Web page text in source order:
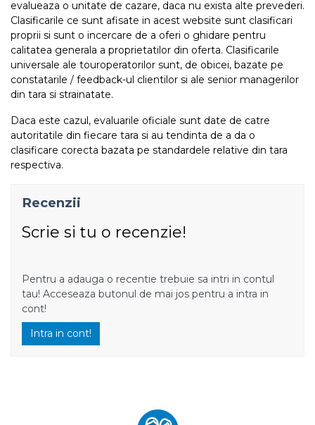
evalueaza o unitate de cazare, daca nu exista alte prevederi.
Clasificarile ce sunt afisate in acest website sunt clasificari
proprii si sunt o incercare de a oferi o ghidare pentru
calitatea generala a proprietatilor din oferta. Clasificarile
universale ale touroperatorilor sunt, de obicei, bazate pe
constatarile / feedback-ul clientilor si ale senior managerilor
din tara si strainatate.
Daca este cazul, evaluarile oficiale sunt date de catre
autoritatile din fiecare tara si au tendinta de a da o
clasificare corecta bazata pe standardele relative din tara
respectiva.
Recenzii
Scrie si tu o recenzie!
Pentru a adauga o recentie trebuie sa intri in contul
tau! Acceseaza butonul de mai jos pentru a intra in
cont!
Intra in cont!